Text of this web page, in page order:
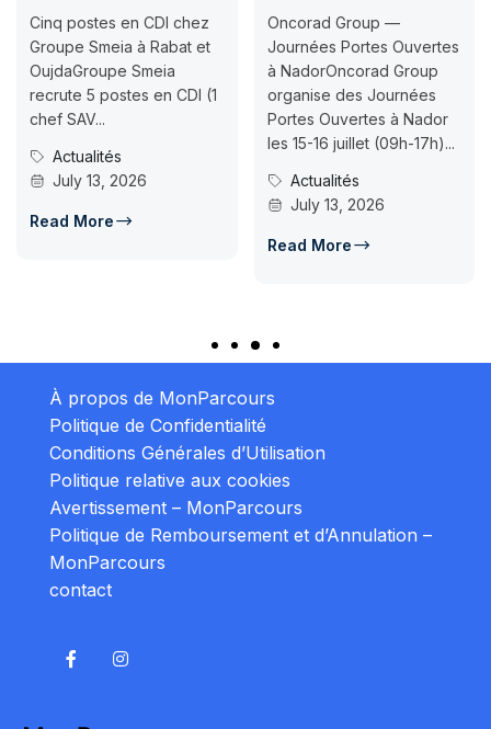
Cinq postes en CDI chez
Groupe Smeia à Rabat et
OujdaGroupe Smeia
recrute 5 postes en CDI (1
chef SAV...
Actualités
July 13, 2026
Read More
Oncorad Group —
Journées Portes Ouvertes
à NadorOncorad Group
organise des Journées
Portes Ouvertes à Nador
les 15-16 juillet (09h-17h)...
Actualités
July 13, 2026
Read More
À propos de MonParcours
Politique de Confidentialité
Conditions Générales d’Utilisation
Politique relative aux cookies
Avertissement – MonParcours
Politique de Remboursement et d’Annulation –
MonParcours
contact